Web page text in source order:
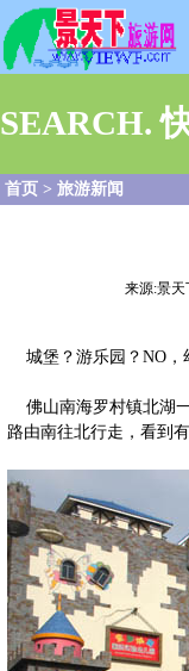
SEARCH.
首页 > 旅游新闻
来源:景天
城堡？游乐园？NO，
佛山南海罗村镇北湖
路由南往北行走，看到